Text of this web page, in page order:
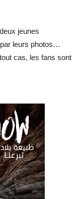
jeunes
leurs photos…
cas, les fans sont